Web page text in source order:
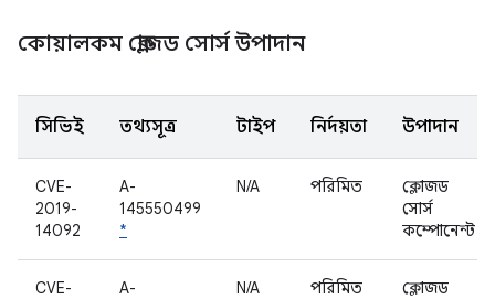
কোয়ালকম ক্লোজড সোর্স উপাদান
সিভিই তথ্যসূত্র টাইপ নির্দয়তা উপাদান
CVE-
2019-
14092
A-
145550499
*
N/A পরিমিত
ক্লোজড
সোর্স
কম্পোনেন্ট
CVE-
A-
N/A পরিমিত
ক্লোজড